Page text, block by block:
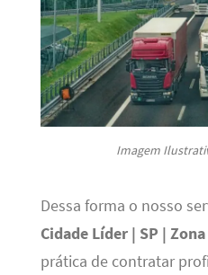
Imagem
Dessa forma o nosso
Cidade Líder | SP |
prática de contratar